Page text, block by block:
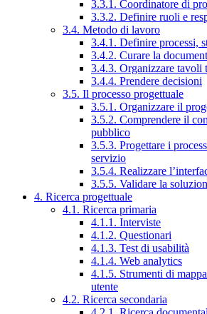
3.3.1. Coordinatore di
3.3.2. Definire ruoli e
3.4. Metodo di lavoro
3.4.1. Definire processi,
3.4.2. Curare la
3.4.3. Organizzare tavoli
3.4.4. Prendere decisioni
3.5. Il processo progettuale
3.5.1. Organizzare il
3.5.2. Comprendere il
pubblico
3.5.3. Progettare i
servizio
3.5.4. Realizzare
3.5.5. Validare la
4. Ricerca progettuale
4.1. Ricerca primaria
4.1.1. Interviste
4.1.2. Questionari
4.1.3. Test di usabilità
4.1.4. Web analytics
4.1.5. Strumenti di
utente
4.2. Ricerca secondaria